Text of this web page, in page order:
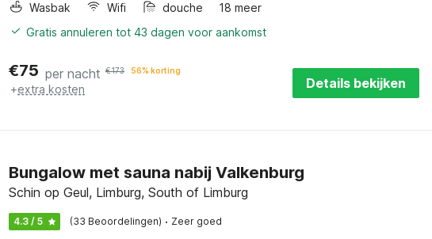
Wasbak
Wifi douche
18 meer
Gratis annuleren tot 43 dagen voor aankomst
€75 per nacht €173 56% korting
+extra kosten Details bekijken
Bungalow met sauna nabij Valkenburg
Schin op Geul, Limburg, South of Limburg
4.3 / 5 (33 Beoordelingen) · Zeer goed